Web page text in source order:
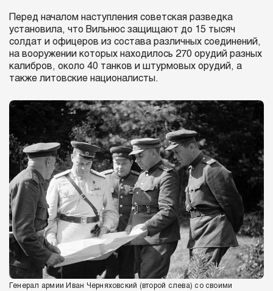
Перед началом наступления советская разведка
установила, что Вильнюс защищают до 15 тысяч
солдат и офицеров из состава различных соединений,
на вооружении которых находилось 270 орудий разных
калибров, около 40 танков и штурмовых орудий, а
также литовские националисты.
Генерал армии Иван Черняховский (второй слева) со своими